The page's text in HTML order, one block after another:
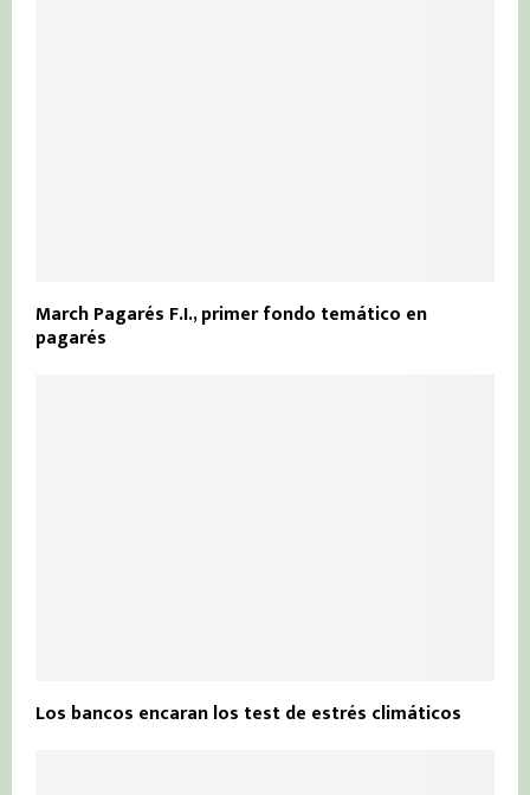
March Pagarés F.I., primer fondo temático en
pagarés
Los bancos encaran los test de estrés climáticos